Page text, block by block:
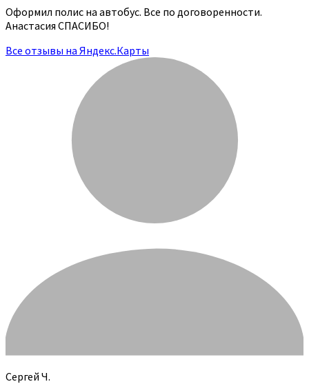
Оформил полис на автобус. Все по договоренности.
Анастасия СПАСИБО!
Все отзывы на Яндекс.Карты
Сергей Ч.